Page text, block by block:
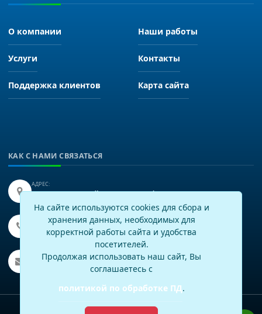
О компании Наши работы
Услуги Контакты
Поддержка клиентов Карта сайта
КАК С НАМИ СВЯЗАТЬСЯ
АДРЕС:
Иркутск, улица Байкальская 249, офис 225.
ТЕЛЕФОН:
+7(3952)43-60-16
EMAIL:
info@virtech.ru
На сайте используются cookies для сбора и
хранения данных, необходимых для
корректной работы сайта и удобства
посетителей.
Продолжая использовать наш сайт, Вы
соглашаетесь с
политикой по обработке ПД.